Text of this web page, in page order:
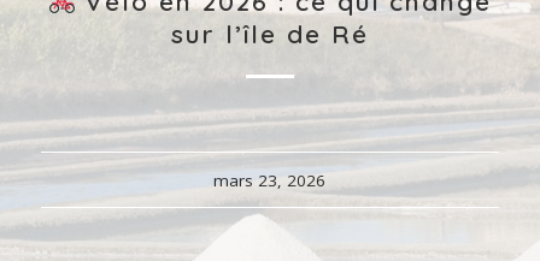
sur l’île de Ré
mars 23, 2026